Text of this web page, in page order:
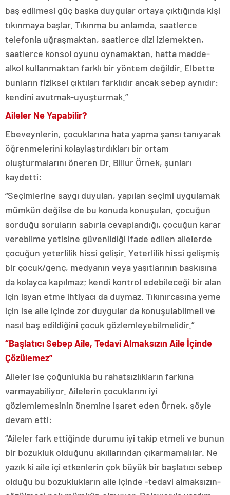
baş edilmesi güç başka duygular ortaya çıktığında kişi
tıkınmaya başlar. Tıkınma bu anlamda, saatlerce
telefonla uğraşmaktan, saatlerce dizi izlemekten,
saatlerce konsol oyunu oynamaktan, hatta madde-
alkol kullanmaktan farklı bir yöntem değildir. Elbette
bunların fiziksel çıktıları farklıdır ancak sebep aynıdır:
kendini avutmak-uyuşturmak.”
Aileler Ne Yapabilir?
Ebeveynlerin, çocuklarına hata yapma şansı tanıyarak
öğrenmelerini kolaylaştırdıkları bir ortam
oluşturmalarını öneren Dr. Billur Örnek, şunları
kaydetti:
“Seçimlerine saygı duyulan, yapılan seçimi uygulamak
mümkün değilse de bu konuda konuşulan, çocuğun
sorduğu soruların sabırla cevaplandığı, çocuğun karar
verebilme yetisine güvenildiği ifade edilen ailelerde
çocuğun yeterlilik hissi gelişir. Yeterlilik hissi gelişmiş
bir çocuk/genç, medyanın veya yaşıtlarının baskısına
da kolayca kapılmaz; kendi kontrol edebileceği bir alan
için isyan etme ihtiyacı da duymaz. Tıkınırcasına yeme
için ise aile içinde zor duygular da konuşulabilmeli ve
nasıl baş edildiğini çocuk gözlemleyebilmelidir.”
“Başlatıcı Sebep Aile, Tedavi Almaksızın Aile İçinde
Çözülemez”
Aileler ise çoğunlukla bu rahatsızlıkların farkına
varmayabiliyor. Ailelerin çocuklarını iyi
gözlemlemesinin önemine işaret eden Örnek, şöyle
devam etti:
“Aileler fark ettiğinde durumu iyi takip etmeli ve bunun
bir bozukluk olduğunu akıllarından çıkarmamalılar. Ne
yazık ki aile içi etkenlerin çok büyük bir başlatıcı sebep
olduğu bu bozuklukların aile içinde -tedavi almaksızın-